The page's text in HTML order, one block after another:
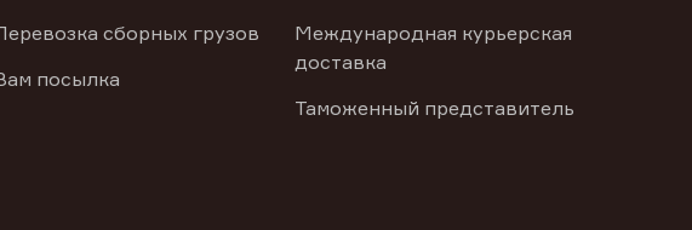
сборных грузов
посылка
Международная курьерская
доставка
Таможенный представитель